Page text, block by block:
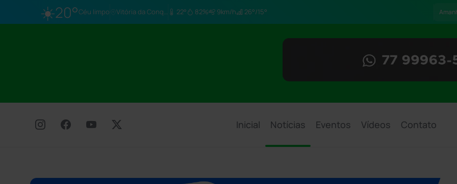
☀️20°Céu limpo Vitória da Conq… 22° 82% 9km/h 26°/15°
Inicial Notícias Eventos Vídeos Contato